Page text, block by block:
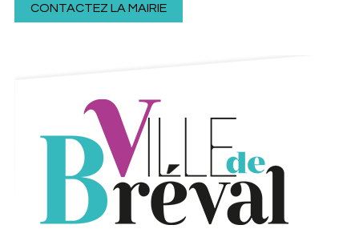
CONTACTEZ LA MAIRIE